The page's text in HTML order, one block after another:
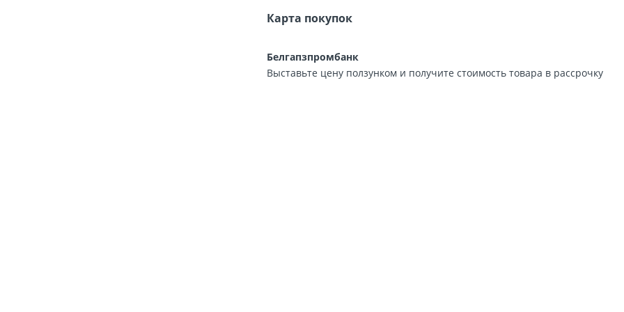
Карта покупок
Белгапзпромбанк
Выставьте цену ползунком и получите стоимость товара в рассрочку